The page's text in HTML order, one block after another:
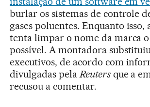
burlar os sistemas de controle
gases poluentes. Enquanto isso,
tenta limpar o nome da marca
possível. A montadora
executivos, de acordo com
divulgadas pela Reutersque a
recusou a comentar.